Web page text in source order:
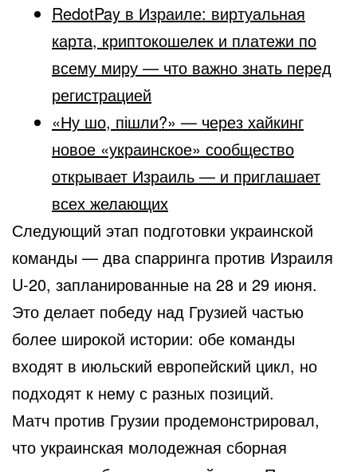
RedotPay в Израиле: виртуальная
карта, криптокошелек и платежи по
всему миру — что важно знать перед
регистрацией
«Ну шо, пішли?» — через хайкинг
новое «украинское» сообщество
открывает Израиль — и приглашает
всех желающих
Следующий этап подготовки украинской
команды — два спарринга против Израиля
U-20, запланированные на 28 и 29 июня.
Это делает победу над Грузией частью
более широкой истории: обе команды
входят в июльский европейский цикл, но
подходят к нему с разных позиций.
Матч против Грузии продемонстрировал,
что украинская молодежная сборная